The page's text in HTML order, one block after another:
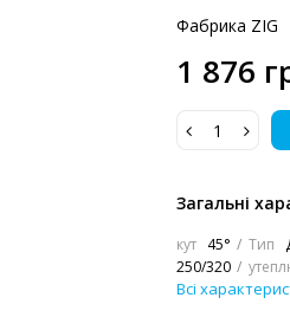
Фабрика ZIG
1 876
Загальні
кут 45° Тип
250/320
Всі